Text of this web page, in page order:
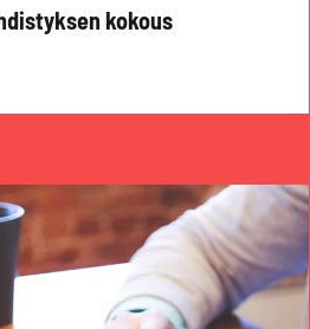
kokous